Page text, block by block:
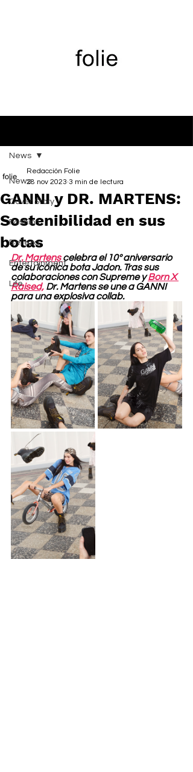
News
Cover Story
Fashion
Belleza
Entertainment
Life
News
GANNI y DR. MARTENS:
Sostenibilidad en sus
botas
Redacción Folie
28 nov 2023 3 min de lectura
Dr. Martens celebra el 10º aniversario
de su icónica bota Jadon. Tras sus
colaboraciones con Supreme y Born X
Raised, Dr. Martens se une a GANNI
para una explosiva collab.